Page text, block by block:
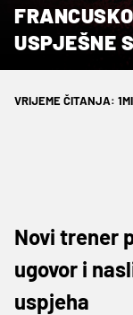
USPJEŠNE
VRIJEME ČITANJA:
Novi trener
ugovor i
uspjeha